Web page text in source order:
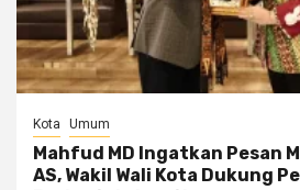
Kota Umum
Mahfud MD Ingatkan Pesan
AS, Wakil Wali Kota Dukung